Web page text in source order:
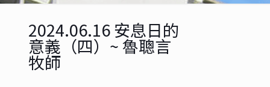
2024.06.16 安息日的
意義（四）~ 魯聰言
牧師